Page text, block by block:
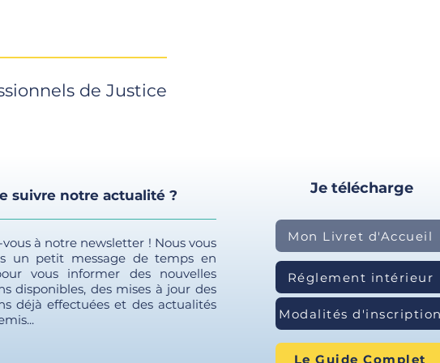
au Civil
pénale
?
reçoit ses codes d'activation et peut ainsi
de vente
de Justice
suivre notre actualité ?
vous à notre newsletter ! Nous vous
un petit message de temps en
vous informer des nouvelles
disponibles, des mises à jour des
déjà effectuées et des actualités
Je télécharge
Mon Livret d'Accueil
Réglement intérieur
Modalités
Le Guide Complet